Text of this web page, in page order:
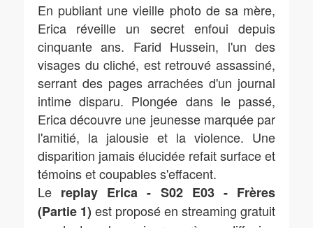
En publiant une vieille photo de sa mère,
Erica réveille un secret enfoui depuis
cinquante ans. Farid Hussein, l'un des
visages du cliché, est retrouvé assassiné,
serrant des pages arrachées d'un journal
intime disparu. Plongée dans le passé,
Erica découvre une jeunesse marquée par
l'amitié, la jalousie et la violence. Une
disparition jamais élucidée refait surface et
témoins et coupables s'effacent.
Le replay Erica - S02 E03 - Frères
(Partie 1) est proposé en streaming gratuit